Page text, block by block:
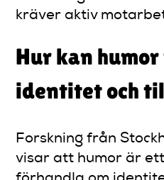
kräver aktiv
Hur kan
identitet och
Forskning från
visar att humor är